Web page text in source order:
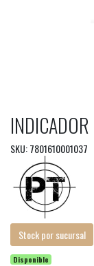
SKU: 7801610001037
Stock por sucursal
Disponible